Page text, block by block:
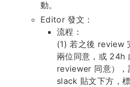
動。
Editor 發文：
流程：
(1) 若之後 review
兩位同意，或 24h
reviewer 同意），
slack 貼文下方，